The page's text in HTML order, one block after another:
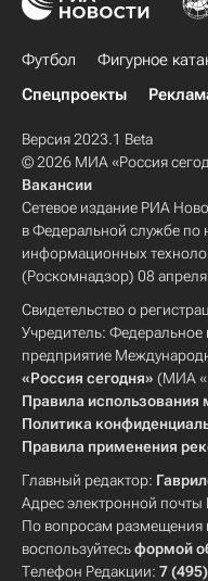
Футбол Фигурное
Спецпроекты
Версия 2023.1 Beta
© 2026 МИА «Россия
Вакансии
Сетевое издание РИА
в Федеральной службе по
информационных
(Роскомнадзор) 08
Свидетельство о
Учредитель: Федеральное
предприятие
«Россия сегодня» (МИА
Правила использования
Политика
Правила применения
Главный редактор:
Адрес электронной почты
По вопросам размещения
воспользуйтесьформой
Телефон Редакции: 7